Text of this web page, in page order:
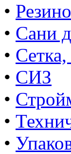
•
• Сани
•
• СИЗ
•
•
•